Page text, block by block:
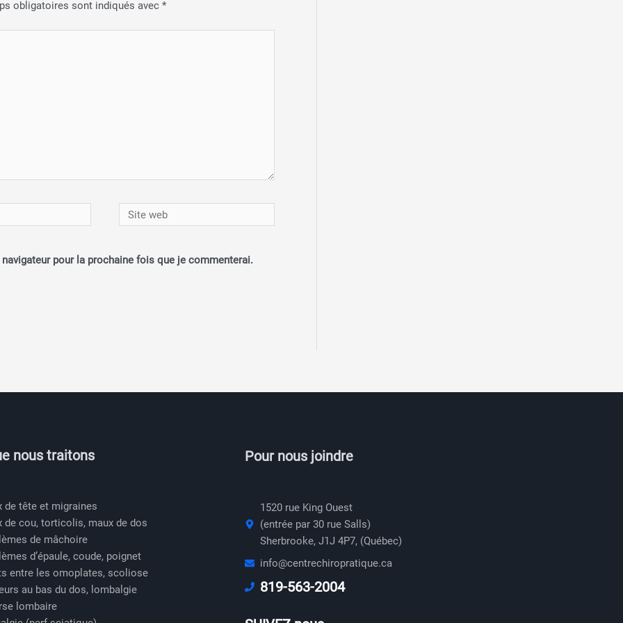
obligatoires sont indiqués avec *
Site
web
pour la prochaine fois que je commenterai.
nous traitons
de tête et migraines
de cou, torticolis, maux de dos
de mâchoire
d’épaule, coude, poignet
entre les omoplates, scoliose
au bas du dos, lombalgie
lombaire
Pour nous joindre
1520 rue King Ouest
(entrée par 30 rue Salls)
Sherbrooke, J1J 4P7, (Québec)
info@centrechiropratique.ca
819-563-2004